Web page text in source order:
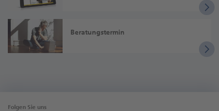
Beratungstermin
Folgen Sie uns